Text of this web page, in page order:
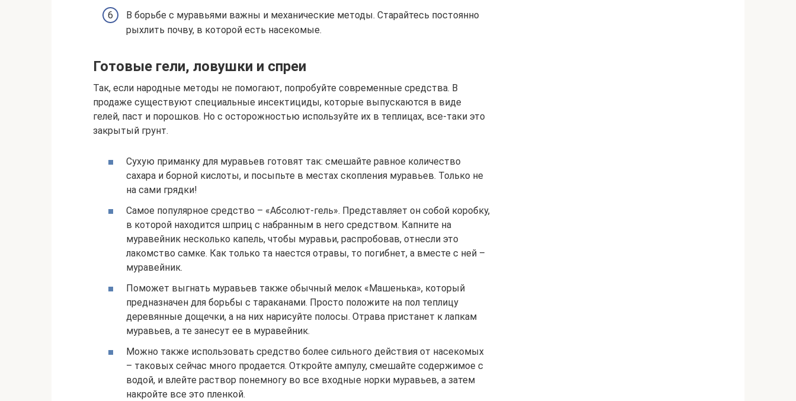
В борьбе с муравьями важны и механические методы. Старайтесь постоянно
рыхлить почву, в которой есть насекомые.
Готовые гели, ловушки и спреи
Так, если народные методы не помогают, попробуйте современные средства. В
продаже существуют специальные инсектициды, которые выпускаются в виде
гелей, паст и порошков. Но с осторожностью используйте их в теплицах, все-таки это
закрытый грунт.
Сухую приманку для муравьев готовят так: смешайте равное количество
сахара и борной кислоты, и посыпьте в местах скопления муравьев. Только не
на сами грядки!
Самое популярное средство – «Абсолют-гель». Представляет он собой коробку,
в которой находится шприц с набранным в него средством. Капните на
муравейник несколько капель, чтобы муравьи, распробовав, отнесли это
лакомство самке. Как только та наестся отравы, то погибнет, а вместе с ней –
муравейник.
Поможет выгнать муравьев также обычный мелок «Машенька», который
предназначен для борьбы с тараканами. Просто положите на пол теплицу
деревянные дощечки, а на них нарисуйте полосы. Отрава пристанет к лапкам
муравьев, а те занесут ее в муравейник.
Можно также использовать средство более сильного действия от насекомых
– таковых сейчас много продается. Откройте ампулу, смешайте содержимое с
водой, и влейте раствор понемногу во все входные норки муравьев, а затем
накройте все это пленкой.